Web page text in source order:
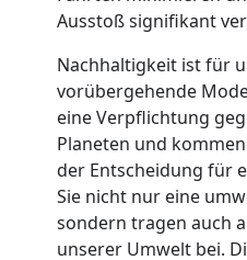
Ausstoß signifikant
Nachhaltigkeit ist für
vorübergehende
eine Verpflichtung
Planeten und
der Entscheidung für
Sie nicht nur eine
sondern tragen auch
unserer Umwelt bei.
Wolfsberg
Privatumzug
Wolfsberg